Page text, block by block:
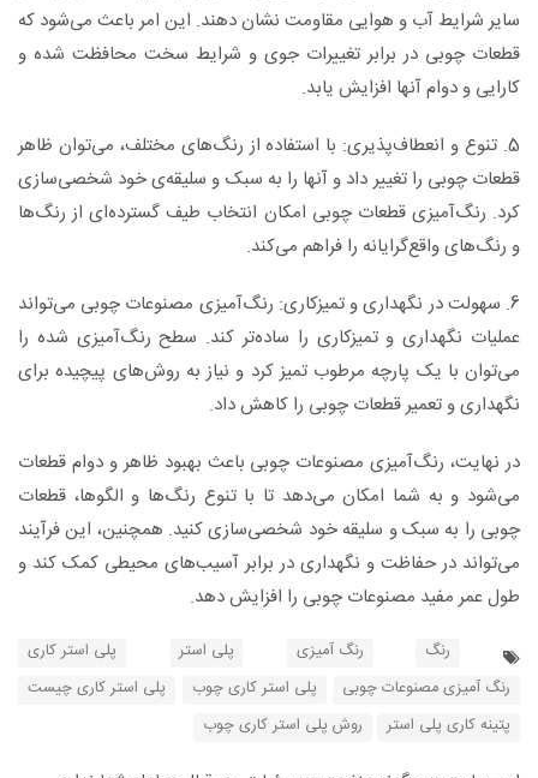
سایر شرایط آب و هوایی مقاومت نشان دهند. این امر باعث می‌شود که
قطعات چوبی در برابر تغییرات جوی و شرایط سخت محافظت شده و
کارایی و دوام آنها افزایش یابد.
5. تنوع و انعطاف‌پذیری: با استفاده از رنگ‌های مختلف، می‌توان ظاهر
قطعات چوبی را تغییر داد و آنها را به سبک و سلیقه‌ی خود شخصی‌سازی
کرد. رنگ‌آمیزی قطعات چوبی امکان انتخاب طیف گسترده‌ای از رنگ‌ها
و رنگ‌های واقع‌گرایانه را فراهم می‌کند.
6. سهولت در نگهداری و تمیزکاری: رنگ‌آمیزی مصنوعات چوبی می‌تواند
عملیات نگهداری و تمیزکاری را ساده‌تر کند. سطح رنگ‌آمیزی شده را
می‌توان با یک پارچه مرطوب تمیز کرد و نیاز به روش‌های پیچیده برای
نگهداری و تعمیر قطعات چوبی را کاهش داد.
در نهایت، رنگ‌آمیزی مصنوعات چوبی باعث بهبود ظاهر و دوام قطعات
می‌شود و به شما امکان می‌دهد تا با تنوع رنگ‌ها و الگوها، قطعات
چوبی را به سبک و سلیقه خود شخصی‌سازی کنید. همچنین، این فرآیند
می‌تواند در حفاظت و نگهداری در برابر آسیب‌های محیطی کمک کند و
طول عمر مفید مصنوعات چوبی را افزایش دهد.
رنگ رنگ آمیزی پلی استر
پلی استر کاری
رنگ آمیزی مصنوعات چوبی
پلی استر کاری چوب
پلی استر کاری چیست
پتینه کاری پلی استر
روش پلی استر کاری چوب